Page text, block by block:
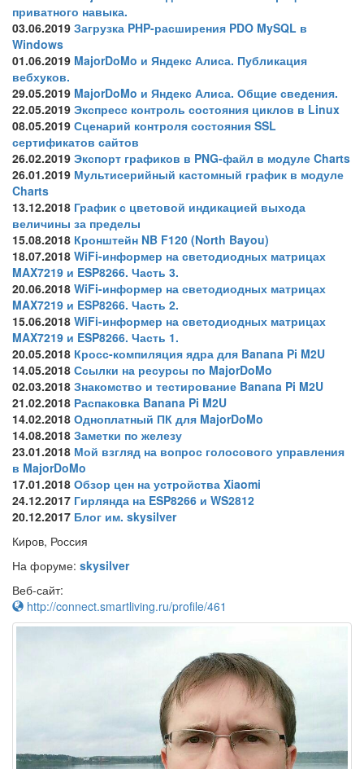
приватного навыка.
03.06.2019 Загрузка PHP-расширения PDO MySQL в
Windows
01.06.2019 MajorDoMo и Яндекс Алиса. Публикация
вебхуков.
29.05.2019 MajorDoMo и Яндекс Алиса. Общие сведения.
22.05.2019 Экспресс контроль состояния циклов в Linux
08.05.2019 Сценарий контроля состояния SSL
сертификатов сайтов
26.02.2019 Экспорт графиков в PNG-файл в модуле Charts
26.01.2019 Мультисерийный кастомный график в модуле
Charts
13.12.2018 График с цветовой индикацией выхода
величины за пределы
15.08.2018 Кронштейн NB F120 (North Bayou)
18.07.2018 WiFi-информер на светодиодных матрицах
MAX7219 и ESP8266. Часть 3.
20.06.2018 WiFi-информер на светодиодных матрицах
MAX7219 и ESP8266. Часть 2.
15.06.2018 WiFi-информер на светодиодных матрицах
MAX7219 и ESP8266. Часть 1.
20.05.2018 Кросс-компиляция ядра для Banana Pi M2U
14.05.2018 Ссылки на ресурсы по MajorDoMo
02.03.2018 Знакомство и тестирование Banana Pi M2U
21.02.2018 Распаковка Banana Pi M2U
14.02.2018 Одноплатный ПК для MajorDoMo
14.08.2018 Заметки по железу
23.01.2018 Мой взгляд на вопрос голосового управления
в MajorDoMo
17.01.2018 Обзор цен на устройства Xiaomi
24.12.2017 Гирлянда на ESP8266 и WS2812
20.12.2017 Блог им. skysilver
Киров, Россия
На форуме: skysilver
Веб-сайт:
http://connect.smartliving.ru/profile/461